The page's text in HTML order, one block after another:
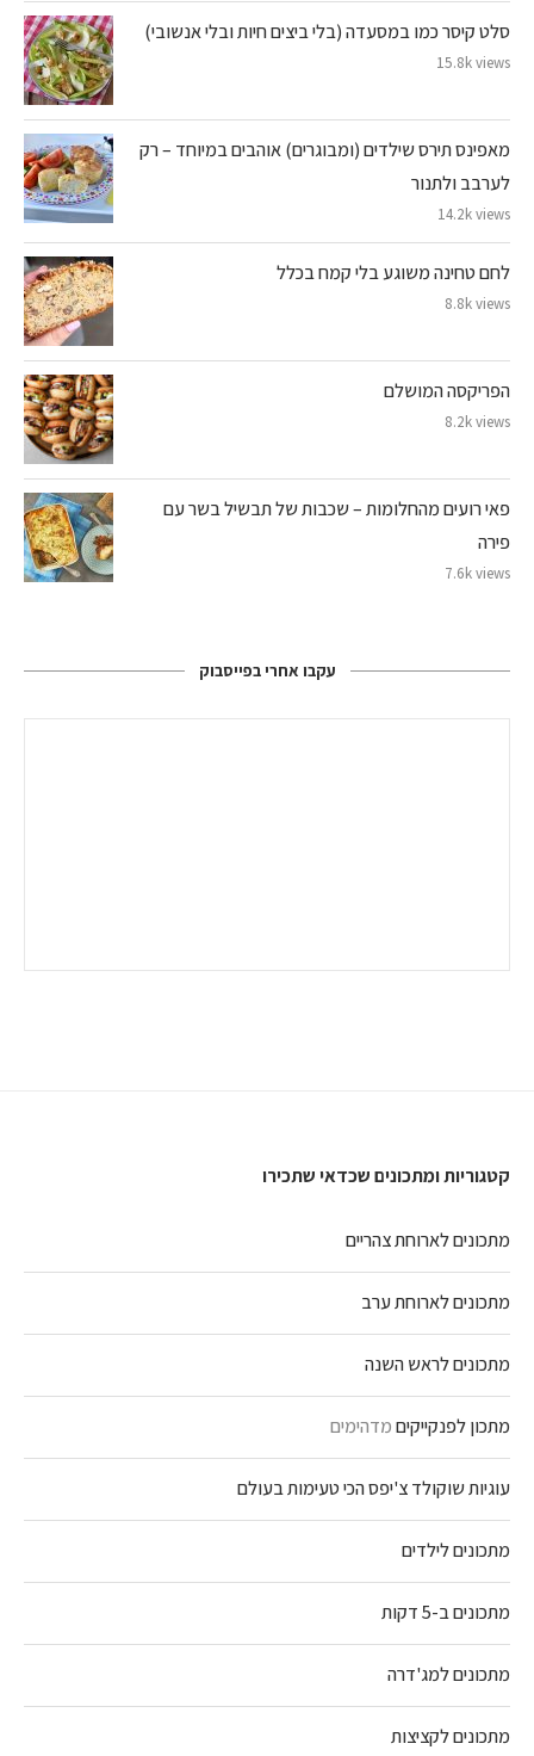
סלט קיסר כמו במסעדה (בלי ביצים חיות ובלי אנשובי)
15.8k views
מאפינס תירס שילדים (ומבוגרים) אוהבים במיוחד – רק
לערבב ולתנור
14.2k views
לחם טחינה משוגע בלי קמח בכלל
8.8k views
הפריקסה המושלם
8.2k views
פאי רועים מהחלומות – שכבות של תבשיל בשר עם
פירה
7.6k views
עקבו אחרי בפייסבוק
קטגוריות ומתכונים שכדאי שתכירו
מתכונים לארוחת צהריים
מתכונים לארוחת ערב
מתכונים לראש השנה
מתכון לפנקייקיםמדהימים
עוגיות שוקולד צ'יפס הכי טעימות בעולם
מתכונים לילדים
מתכונים ב-5 דקות
מתכונים למג'דרה
מתכונים לקציצות